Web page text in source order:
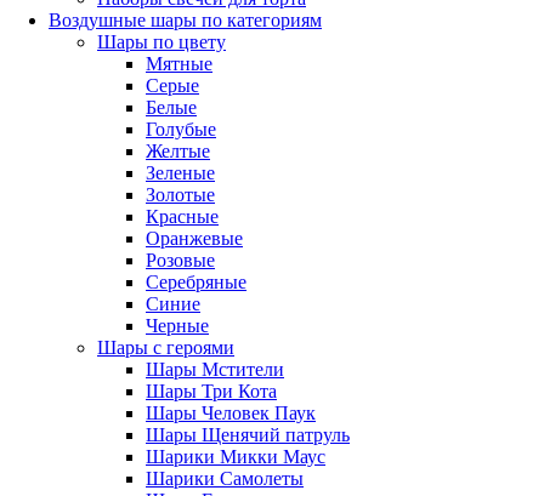
Воздушные шары по категориям
Шары по цвету
Мятные
Серые
Белые
Голубые
Желтые
Зеленые
Золотые
Красные
Оранжевые
Розовые
Серебряные
Синие
Черные
Шары с героями
Шары Мстители
Шары Три Кота
Шары Человек Паук
Шары Щенячий патруль
Шарики Микки Маус
Шарики Самолеты